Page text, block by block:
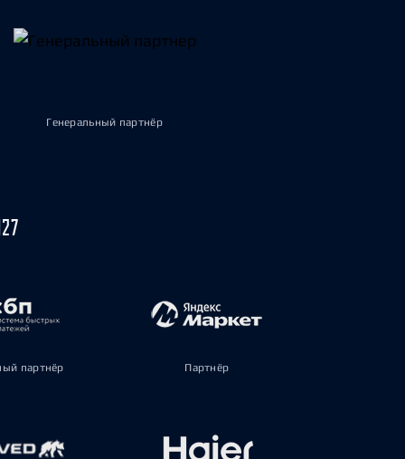
Генеральный партнёр
партнёр Партнёр